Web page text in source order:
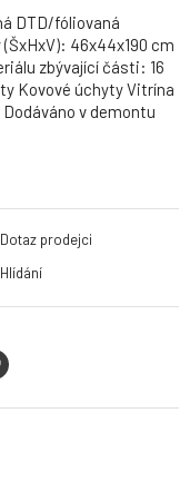
DTD/fóliovaná
46x44x190 cm
zbývající části: 16
Kovové úchyty Vitrína
v demontu
Dotaz prodejci
Hlídání